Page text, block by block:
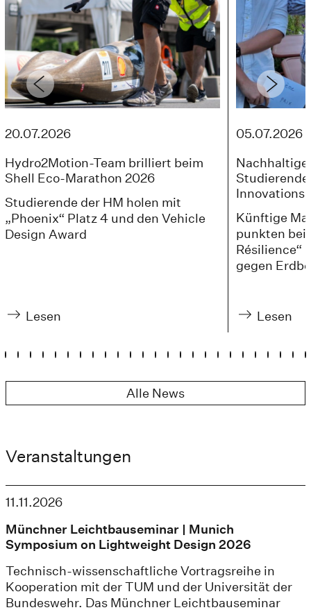
20.07.2026
Hydro2Motion-Team brilliert beim
Shell Eco-Marathon 2026
Studierende der HM holen mit
„Phoenix“ Platz 4 und den Vehicle
Design Award
Lesen
05.07.2026
Künftige
punkten bei
Résilience“
gegen
Lesen
Alle News
Veranstaltungen
11.11.2026
Münchner Leichtbauseminar | Munich
Symposium on Lightweight Design 2026
Technisch-wissenschaftliche Vortragsreihe in
Kooperation mit der TUM und der Universität der
Bundeswehr. Das Münchner Leichtbauseminar